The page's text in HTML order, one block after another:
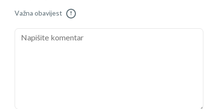
Važna obavijest !